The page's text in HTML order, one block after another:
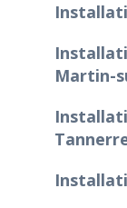
Martin-